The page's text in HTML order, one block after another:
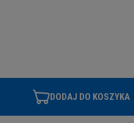
DODAJ DO KOSZYKA